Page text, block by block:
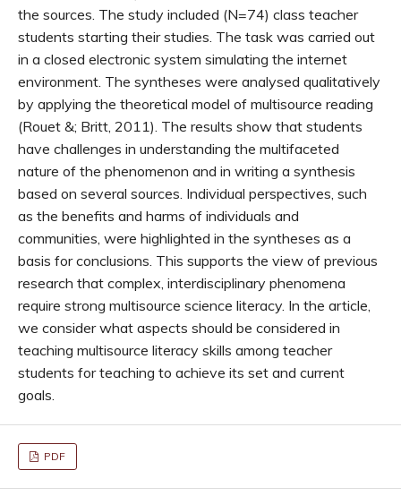
the sources. The study included (N=74) class teacher
students starting their studies. The task was carried out
in a closed electronic system simulating the internet
environment. The syntheses were analysed qualitatively
by applying the theoretical model of multisource reading
(Rouet &; Britt, 2011). The results show that students
have challenges in understanding the multifaceted
nature of the phenomenon and in writing a synthesis
based on several sources. Individual perspectives, such
as the benefits and harms of individuals and
communities, were highlighted in the syntheses as a
basis for conclusions. This supports the view of previous
research that complex, interdisciplinary phenomena
require strong multisource science literacy. In the article,
we consider what aspects should be considered in
teaching multisource literacy skills among teacher
students for teaching to achieve its set and current
goals.
PDF